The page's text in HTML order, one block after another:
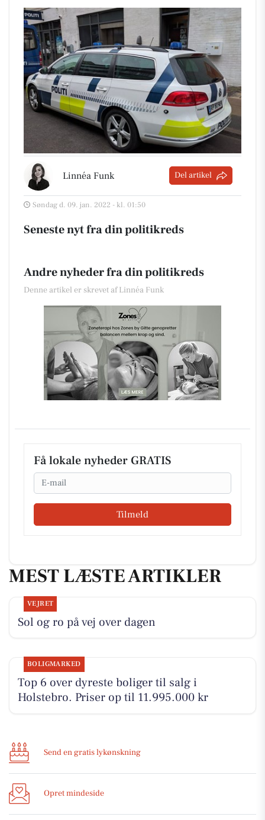
Linnéa Funk Del artikel
Søndag d. 09. jan. 2022 - kl. 01:50
Seneste nyt fra din politikreds
Andre nyheder fra din politikreds
Denne artikel er skrevet af Linnéa Funk
Få lokale nyheder GRATIS
Email
Tilmeld
MEST LÆSTE ARTIKLER
VEJRET
Sol og ro på vej over dagen
BOLIGMARKED
Top 6 over dyreste boliger til salg i
Holstebro. Priser op til 11.995.000 kr
Send en gratis lykønskning
Opret mindeside